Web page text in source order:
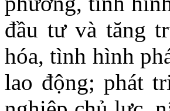
đầu tư và tăng
hóa, tình hình
lao động; phát